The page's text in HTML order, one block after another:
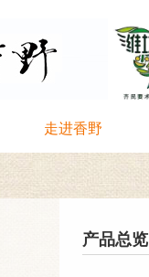
走进香野
产品总览